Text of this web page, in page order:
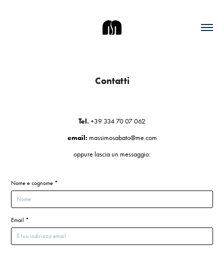
Contatti
Tel. +39 334 70 07 062
email: massimosabato@me.com
oppure lascia un messaggio:
Nome e cognome *
Email *